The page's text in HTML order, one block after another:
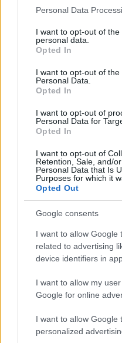
Please note that this
not limited to your visit or
grant or deny consent to
use your data for below
consent section.
Personal Data
I want to opt-out of
personal data.
Opted In
I want to opt-out of the
Personal Data.
Opted In
I want to opt-out of
Personal Data for
Opted In
I want to opt-out of
Retention, Sale, and/
Personal Data that Is
Purposes for which it
Opted Out
Google consents
I want to allow Google
related to advertising
device identifiers in
I want to allow my
Google for online
I want to allow Google
personalized
kibocsátása
(a 95 gCO2/km-t jelző
A három összetevő
hogy hogyan alakulnak
magatartás nem
például, hogy a
látunk-e vagy hibrid és
villanyautókat. De
az adózási, állami
Magyarországon
kifejezetten kedveza
tovább súlyosbítja a
szempontjából – a
A Levegő
magyar állam paradox
ha a kisebb
mozdíthatná elő a